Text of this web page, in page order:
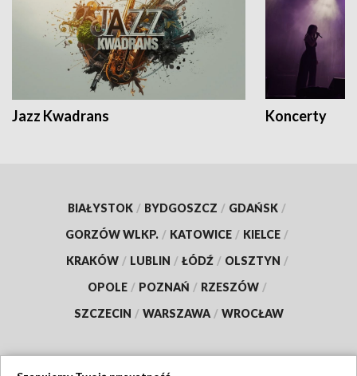
Jazz Kwadrans Koncerty
BIAŁYSTOK / BYDGOSZCZ / GDAŃSK /
GORZÓW WLKP. / KATOWICE / KIELCE /
KRAKÓW / LUBLIN / ŁÓDŹ / OLSZTYN /
OPOLE / POZNAŃ / RZESZÓW /
SZCZECIN / WARSZAWA / WROCŁAW